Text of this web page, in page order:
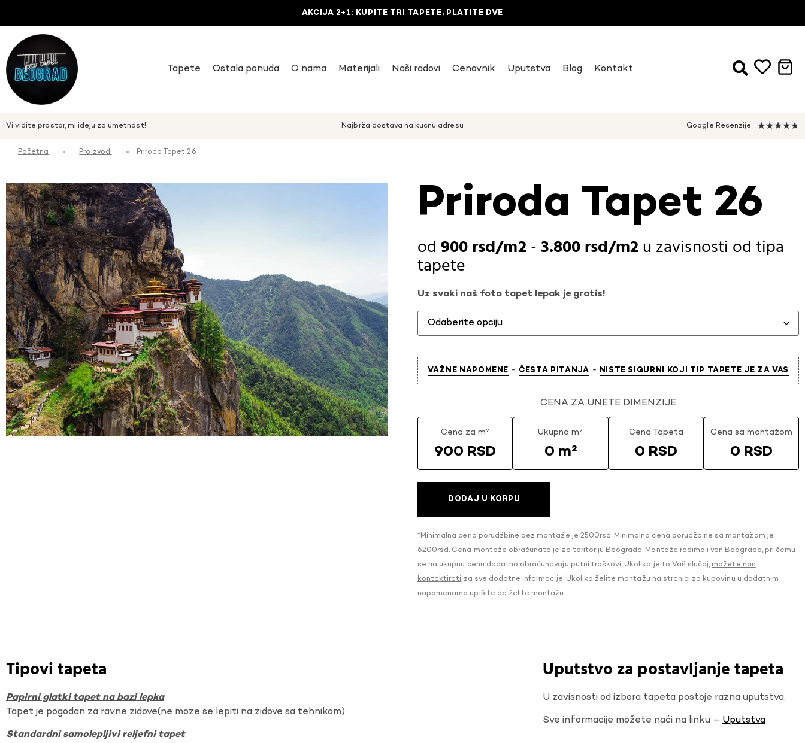
AKCIJA 2+1: KUPITE TRI TAPETE, PLATITE DVE
Tapete Ostala ponuda O nama Materijali Naši radovi Cenovnik Uputstva Blog Kontakt
Vi vidite prostor, mi ideju za umetnost! Najbrža dostava na kućnu adresu Google Recenzije ★★★★★
Početna » Proizvodi » Priroda Tapet 26
Priroda Tapet 26
900rsd -3.800rsd u zavisnosti od tipa
tapete
Uz svaki naš foto tapet lepak je gratis!
VAŽNE NAPOMENE - ČESTA PITANJA - NISTE SIGURNI KOJI TIP TAPETE JE ZA VAS
CENA ZA UNETE DIMENZIJE
Cena za m²
900 RSD
Ukupno m²
0 m²
Cena Tapeta
0 RSD
Cena sa montažom
0 RSD
DODAJ U KORPU
*Minimalna cena porudžbine bez montaže je 2500rsd. Minimalna cena porudžbine sa montažom je
6200rsd. Cena montaže obračunata je za teritoriju Beograda. Montaže radimo i van Beograda, pri čemu
se na ukupnu cenu dodatno obračunavaju putni troškovi. Ukoliko je to Vaš slučaj, možete nas
kontaktirati za sve dodatne informacije. Ukoliko želite montažu na stranici za kupovinu u dodatnim
napomenama upišite da želite montažu.
Tipovi tapeta
Papirni glatki tapet na bazi lepka
Tapet je pogodan za ravne zidove(ne moze se lepiti na zidove sa tehnikom).
Standardni samolepljivi reljefni tapet
Uputstvo za postavljanje tapeta
U zavisnosti od izbora tapeta postoje razna uputstva.
Sve informacije možete naći na linku – Uputstva